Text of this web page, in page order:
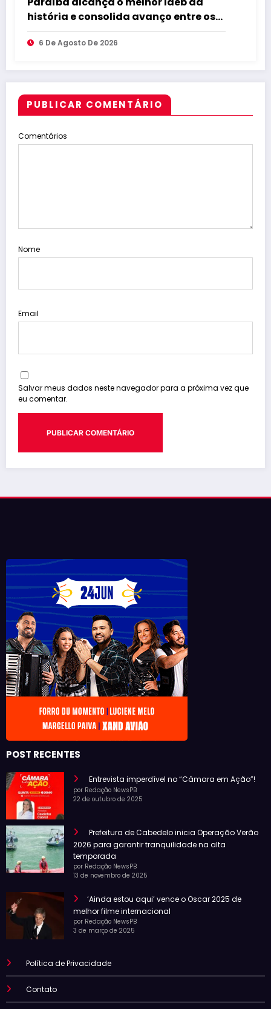
história e consolida avanço entre os
maiores do Brasil
6 De Agosto De 2026
PUBLICAR COMENTÁRIO
Comentários
Nome
Email
Salvar meus dados neste navegador para a próxima vez que
eu comentar.
POST RECENTES
Entrevista imperdível no “Câmara em Ação”!
por Redação NewsPB
22 de outubro de 2025
Prefeitura de Cabedelo inicia Operação Verão
2026 para garantir tranquilidade na alta
temporada
por Redação NewsPB
13 de novembro de 2025
‘Ainda estou aqui’ vence o Oscar 2025 de
melhor filme internacional
por Redação NewsPB
3 de março de 2025
Política de Privacidade
Contato